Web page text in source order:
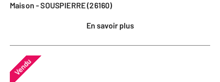
Maison - SOUSPIERRE (26160)
En savoir plus
Vendu